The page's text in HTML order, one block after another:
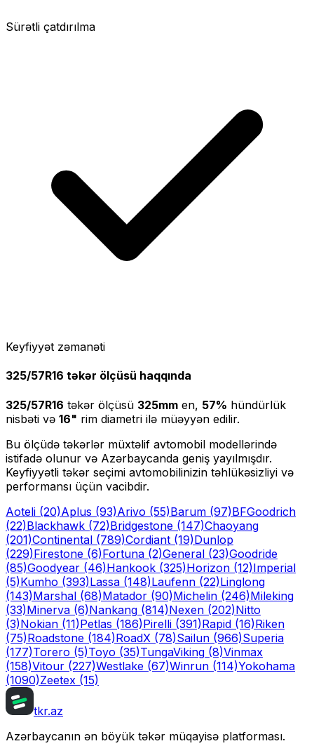
Sürətli çatdırılma
Keyfiyyət zəmanəti
325/57R16 təkər ölçüsü haqqında
325/57R16 təkər ölçüsü 325mm en, 57% hündürlük
nisbəti və 16" rim diametri ilə müəyyən edilir.
Bu ölçüdə təkərlər müxtəlif avtomobil modellərində
istifadə olunur və Azərbaycanda geniş yayılmışdır.
Keyfiyyətli təkər seçimi avtomobilinizin təhlükəsizliyi və
performansı üçün vacibdir.
Aoteli (20)Aplus (93)Arivo (55)Barum (97)BFGoodrich
(22)Blackhawk (72)Bridgestone (147)Chaoyang
(201)Continental (789)Cordiant (19)Dunlop
(229)Firestone (6)Fortuna (2)General (23)Goodride
(85)Goodyear (46)Hankook (325)Horizon (12)Imperial
(5)Kumho (393)Lassa (148)Laufenn (22)Linglong
(143)Marshal (68)Matador (90)Michelin (246)Mileking
(33)Minerva (6)Nankang (814)Nexen (202)Nitto
(3)Nokian (11)Petlas (186)Pirelli (391)Rapid (16)Riken
(75)Roadstone (184)RoadX (78)Sailun (966)Superia
(177)Torero (5)Toyo (35)TungaViking (8)Vinmax
(158)Vitour (227)Westlake (67)Winrun (114)Yokohama
(1090)Zeetex (15)
tkr.az
Azərbaycanın ən böyük təkər müqayisə platforması.